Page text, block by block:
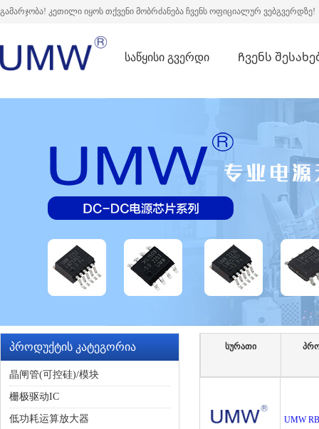
გამარჯობა! კეთილი იყოს თქვენი მობრძანება ჩვენს ოფიციალურ ვებგვერდზე!
საწყისი გვერდი Ჩვენს
პროდუქტის კატეგორია
晶闸管(可控硅)/模块
栅极驱动IC
低功耗运算放大器
სურათი
UMW